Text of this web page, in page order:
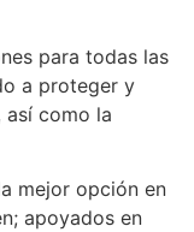
para todas las
a proteger y
así como la
mejor opción en
apoyados en